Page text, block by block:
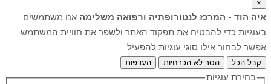
×
איה הוד - המרכז לנטורופתיה ורפואה משלימה אנו משתמשים
בעוגיות כדי להבטיח את תפקוד האתר ולשפר את חוויית המשתמש.
אפשר לבחור אילו סוגי עוגיות להפעיל.
קבל הכל הסר לא הכרחיות העדפות
בחירת עוגיות